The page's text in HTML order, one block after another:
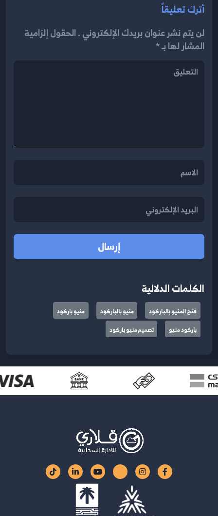
أترك تعليقاً
لن يتم نشر عنوان بريدك الإلكتروني . الحقول إلزامية
المشار لها بـ *
إرسال
الكلمات الدلالية
فتح المنيو بالباركود منيو بالباركود
منيو باركود
باركود منيو
تصميم منيو باركود